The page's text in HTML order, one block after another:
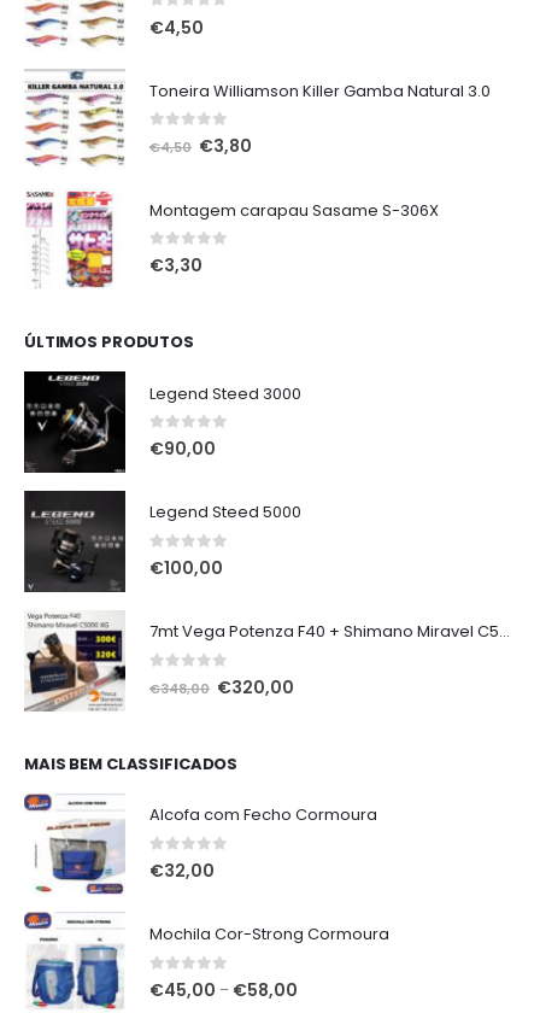
0out of 5
€4,50
Toneira Williamson Killer Gamba Natural 3.0
out of 5
€4,50 O
era:
€4,50.
€3,80
é:
Montagem carapau Sasame S-306X
0out of 5
€3,30
ÚLTIMOS PRODUTOS
Legend Steed 3000
0out of 5
€90,00
Legend Steed 5000
0out of 5
€100,00
7mt Vega Potenza F40 + Shimano Miravel C5000 XG
€348,00 O
era:
€320,00
MAIS BEM CLASSIFICADOS
Alcofa com Fecho Cormoura
0out of 5
€32,00
Mochila Cor-Strong Cormoura
0out of 5
€45,00 – €58,00